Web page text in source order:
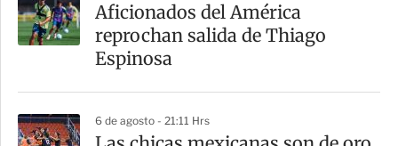
Aficionados del América
reprochan salida de Thiago
Espinosa
6 de agosto - 21:11 Hrs